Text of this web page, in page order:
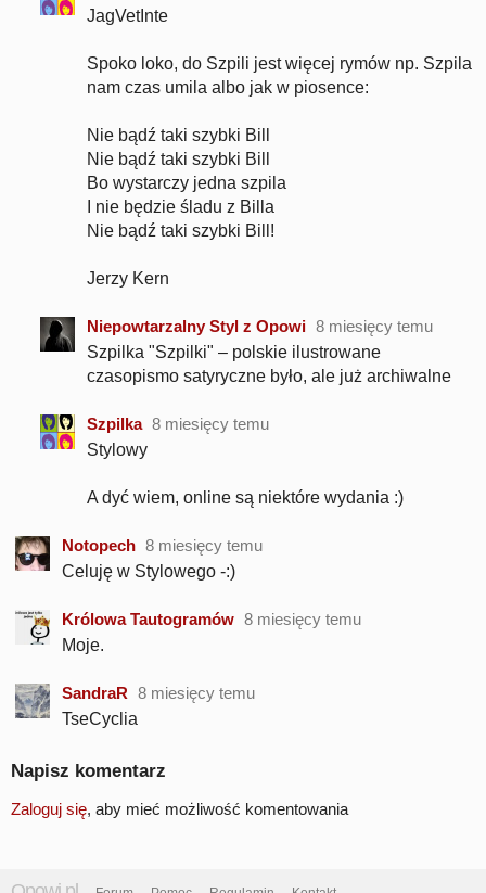
JagVetInte
Spoko loko, do Szpili jest więcej rymów np. Szpila
nam czas umila albo jak w piosence:
Nie bądź taki szybki Bill
Nie bądź taki szybki Bill
Bo wystarczy jedna szpila
I nie będzie śladu z Billa
Nie bądź taki szybki Bill!
Jerzy Kern
Niepowtarzalny Styl z Opowi 8 miesięcy temu
Szpilka "Szpilki" – polskie ilustrowane
czasopismo satyryczne było, ale już archiwalne
Szpilka 8 miesięcy temu
Stylowy
A dyć wiem, online są niektóre wydania :)
Notopech 8 miesięcy temu
Celuję w Stylowego -:)
Królowa Tautogramów 8 miesięcy temu
Moje.
SandraR 8 miesięcy temu
TseCyclia
Napisz komentarz
Zaloguj się, aby mieć możliwość komentowania